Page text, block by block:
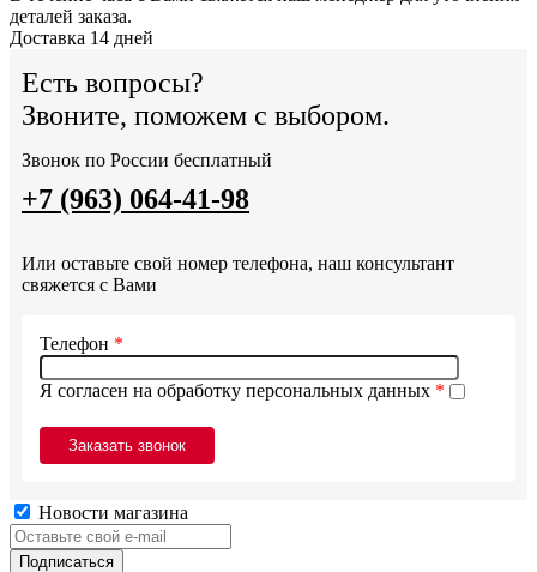
деталей заказа.
Доставка 14 дней
Есть вопросы?
Звоните, поможем с выбором.
Звонок по России бесплатный
+7 (963) 064-41-98
Или оставьте свой номер телефона, наш консультант
свяжется с Вами
Я согласен на обработку персональных данных *
Телефон *
Новости магазина